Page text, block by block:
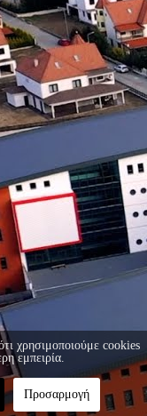
χρησιμοποιούμε cookies
εμπειρία.
Προσαρμογή